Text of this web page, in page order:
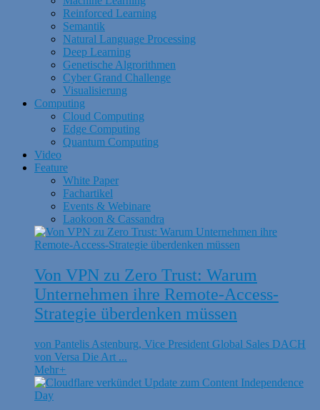
Reinforced Learning
Semantik
Natural Language Processing
Deep Learning
Genetische Algrorithmen
Cyber Grand Challenge
Visualisierung
Computing
Cloud Computing
Edge Computing
Quantum Computing
Video
Feature
White Paper
Fachartikel
Events & Webinare
Laokoon & Cassandra
Von VPN zu Zero Trust: Warum
Unternehmen ihre Remote-Access-
Strategie überdenken müssen
von Pantelis Astenburg, Vice President Global Sales DACH
von Versa Die Art ...
Mehr+